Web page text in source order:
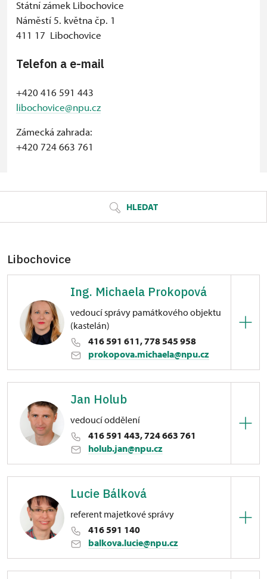
Státní zámek Libochovice
Náměstí 5. května čp. 1
411 17 Libochovice
Telefon a e-mail
+420 416 591 443
libochovice@npu.cz
Zámecká zahrada:
+420 724 663 761
HLEDAT
Libochovice
Ing. Michaela Prokopová
vedoucí správy památkového objektu
(kastelán)
416 591 611, 778 545 958
prokopova.michaela@npu.cz
náměstí 5. května 1/, Libochovice
Jan Holub
vedoucí oddělení
416 591 443, 724 663 761
holub.jan@npu.cz
náměstí 5. května 1/, Libochovice
Lucie Bálková
referent majetkové správy
416 591 140
balkova.lucie@npu.cz